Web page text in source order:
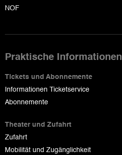
NOF
Praktische Informationen
Tickets und Abonnemente
Informationen Ticketservice
Abonnemente
Theater und Zufahrt
Zufahrt
Mobilität und Zugänglichkeit